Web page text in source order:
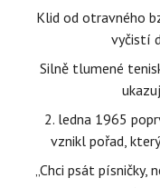
Klid od otravného
vyčistí
Silně tlumené
2. ledna 1965
vznikl pořad,
„Chci psát písničky,